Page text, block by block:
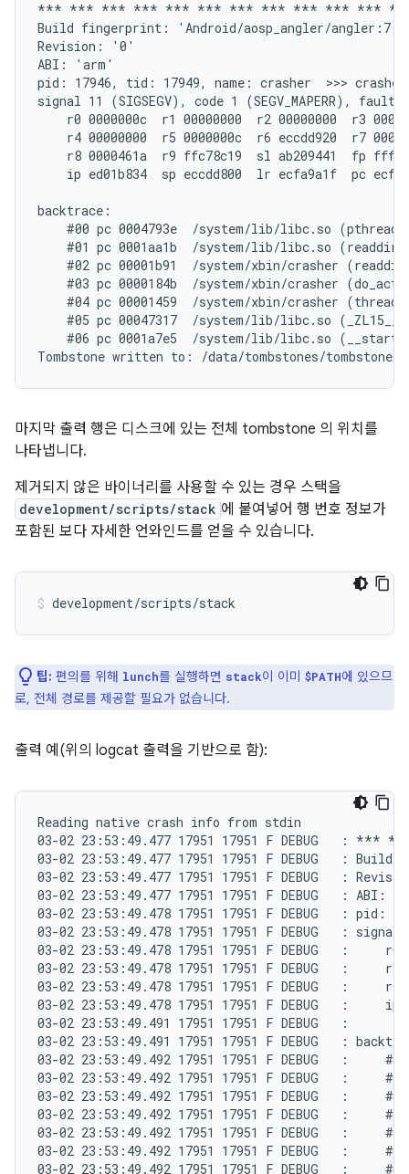
*** *** *** *** *** *** *** *** *** *** ***
Build fingerprint: 'Android/aosp_angler/
Revision: '0'
ABI: 'arm'
pid: 17946, tid: 17949, name: crasher  >>> crasher
signal 11 (SIGSEGV), code 1 (SEGV_MAPERR), fault
r0 0000000c  r1 00000000  r2 00000000  r3
r4 00000000  r5 0000000c  r6 eccdd920  r7
r8 0000461a  r9 ffc78c19  sl ab209441  fp
ip ed01b834  sp eccdd800  lr ecfa9a1f  pc
backtrace:
#00 pc 0004793e  /system/lib/libc.so
#01 pc 0001aa1b  /system/lib/libc.so
#02 pc 00001b91  /system/xbin/crasher
#03 pc 0000184b  /system/xbin/crasher
#04 pc 00001459  /system/xbin/crasher
#05 pc 00047317  /system/lib/libc.so
#06 pc 0001a7e5  /system/lib/libc.so
마지막 출력 행은 디스크에 있는 전체 tombstone 의 위치를
나타냅니다.
제거되지 않은 바이너리를 사용할 수 있는 경우 스택을
development/scripts/stack 에 붙여넣어 행 번호 정보가
포함된 보다 자세한 언와인드를 얻을 수 있습니다.
팁: 편의를 위해 lunch를 실행하면 stack이 이미 $PATH에 있으므
로, 전체 경로를 제공할 필요가 없습니다.
출력 예(위의 logcat 출력을 기반으로 함):
Reading native crash info from stdin
03-02 23:53:49.477 17951 17951 F
03-02 23:53:49.477 17951 17951 F DEBUG   :
03-02 23:53:49.477 17951 17951 F DEBUG   :
03-02 23:53:49.477 17951 17951 F DEBUG   : ABI:
03-02 23:53:49.478 17951 17951 F DEBUG   : pid:
03-02 23:53:49.478 17951 17951 F DEBUG   : signal
03-02 23:53:49.478 17951 17951 F DEBUG   :     r0
03-02 23:53:49.478 17951 17951 F DEBUG   :     r4
03-02 23:53:49.478 17951 17951 F DEBUG   :
03-02 23:53:49.478 17951 17951 F DEBUG   :     ip
03-02 23:53:49.491 17951 17951 F DEBUG   :
03-02 23:53:49.491 17951 17951 F DEBUG   :
03-02 23:53:49.492 17951 17951 F DEBUG   :
03-02 23:53:49.492 17951 17951 F DEBUG   :
03-02 23:53:49.492 17951 17951 F DEBUG   :
03-02 23:53:49.492 17951 17951 F DEBUG   :
03-02 23:53:49.492 17951 17951 F DEBUG   :
03-02 23:53:49.492 17951 17951 F DEBUG   :
03-02 23:53:49.492 17951 17951 F DEBUG   :